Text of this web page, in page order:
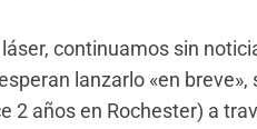
continuamos sin
lanzarlo «en
2 años en Rochester) a